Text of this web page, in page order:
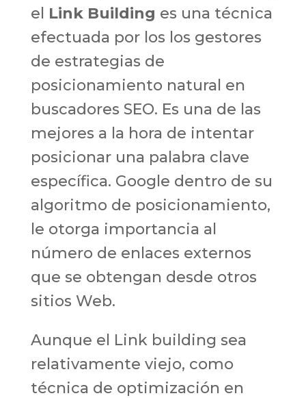
el Link Building es una técnica
efectuada por los los gestores
de estrategias de
posicionamiento natural en
buscadores SEO. Es una de las
mejores a la hora de intentar
posicionar una palabra clave
específica. Google dentro de su
algoritmo de posicionamiento,
le otorga importancia al
número de enlaces externos
que se obtengan desde otros
sitios Web.
Aunque el Link building sea
relativamente viejo, como
técnica de optimización en